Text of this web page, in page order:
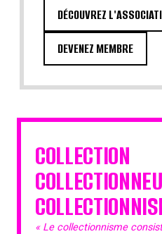
DÉCOUVREZ
DEVENEZ MEMBRE
COLLECTION
« Le collectionnisme